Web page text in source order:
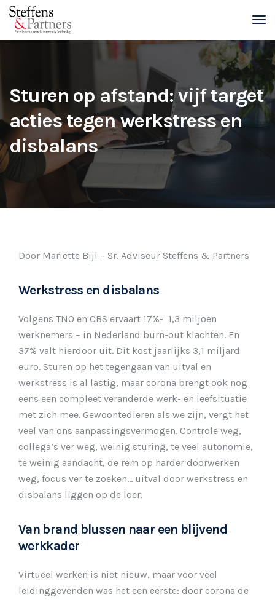
Sturen op afstand: vijf target
acties tegen werkstress en
disbalans
Door Mariëtte Bijl – Sr. Adviseur Steffens & Partners
Werkstress en disbalans
Volgens TNO en CBS ervaart 17%- 1,3 miljoen
werknemers – in Nederland burn-out klachten. En
37% valt hierdoor uit. Dit kost jaarlijks 3,1 miljard
euro. Sturen op het tegengaan van uitval en
werkstress is al lastig, maar corona brengt ook nog
eens een compleet veranderde werk- en leefsituatie
met zich mee. Gewoontedieren als we zijn, vergt het
veel van ons aanpassingsvermogen. Controle weg,
collega’s ver weg, weinig sturing, te veel autonomie,
te weinig aandacht, de rem op harder doorwerken
weg, focus ver te zoeken… uitval door werkstress en
disbalans liggen op de loer.
Van brand blussen naar een blijvend
werkkader
Virtueel werken is niet nieuw, maar voor veel
leidinggevenden was het een eerste: door corona de